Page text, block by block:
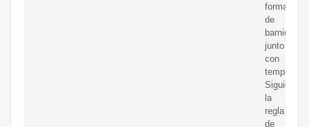
forma
de
barniceta
junto
con
temple.
Siguiendo
la
regla
de